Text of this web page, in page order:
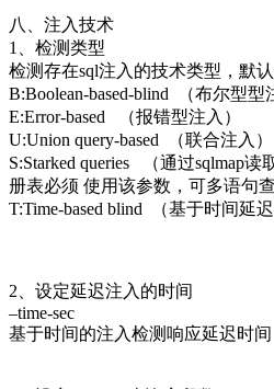
八、注入技术
1、检测类型
检测存在sql注入的技术类型，默
B:Boolean-based-blind （布尔型型
E:Error-based （报错型注入）
U:Union query-based （联合注入）
S:Starked queries （通过sqlmap
册表必须 使用该参数，可多语句查
T:Time-based blind （基于时间延迟
2、设定延迟注入的时间
–time-sec
基于时间的注入检测响应延迟时间